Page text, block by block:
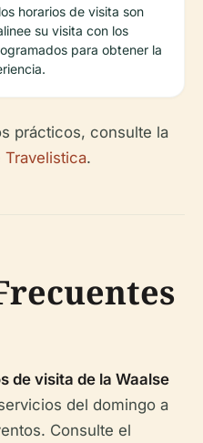
horarios de visita son
su visita con los
para obtener la
prácticos, consulte la
Travelistica.
de visita de la Waalse
del domingo a
Consulte el